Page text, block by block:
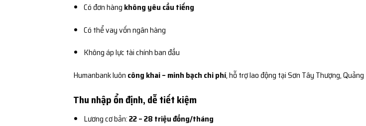
Có đơn hàng không yêu cầu tiếng
Có thể vay vốn ngân hàng
Không áp lực tài chính ban đầu
Humanbank luôn công khai – minh bạch chi phí, hỗ trợ lao động tại Sơn Tây Thượng,
Thu nhập ổn định, dễ tiết kiệm
Lương cơ bản:22 – 28 triệu đồng/tháng